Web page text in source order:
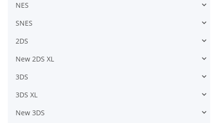
NES
SNES
2DS
New 2DS XL
3DS
3DS XL
New 3DS